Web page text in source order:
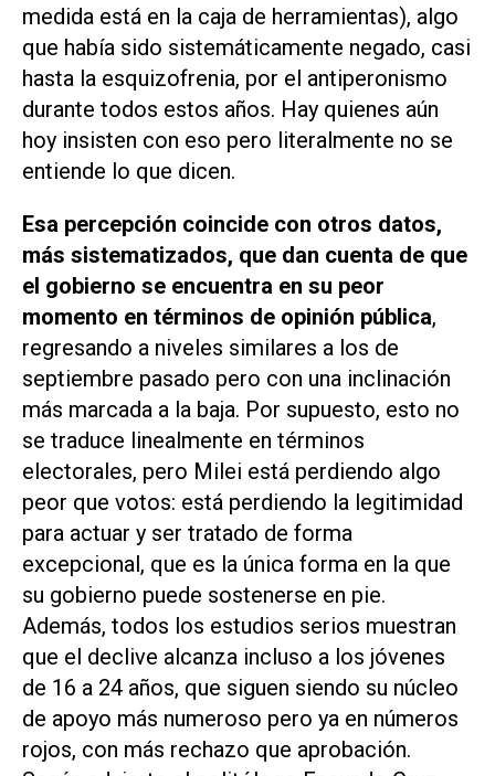
medida está en la caja de herramientas), algo
que había sido sistemáticamente negado, casi
hasta la esquizofrenia, por el antiperonismo
durante todos estos años. Hay quienes aún
hoy insisten con eso pero literalmente no se
entiende lo que dicen.
Esa percepción coincide con otros datos,
más sistematizados, que dan cuenta de que
el gobierno se encuentra en su peor
momento en términos de opinión pública,
regresando a niveles similares a los de
septiembre pasado pero con una inclinación
más marcada a la baja. Por supuesto, esto no
se traduce linealmente en términos
electorales, pero Milei está perdiendo algo
peor que votos: está perdiendo la legitimidad
para actuar y ser tratado de forma
excepcional, que es la única forma en la que
su gobierno puede sostenerse en pie.
Además, todos los estudios serios muestran
que el declive alcanza incluso a los jóvenes
de 16 a 24 años, que siguen siendo su núcleo
de apoyo más numeroso pero ya en números
rojos, con más rechazo que aprobación.